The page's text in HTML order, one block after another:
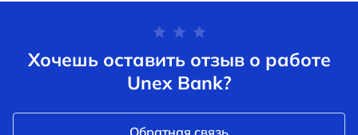
Хочешь оставить отзыв о работе
Unex Bank?